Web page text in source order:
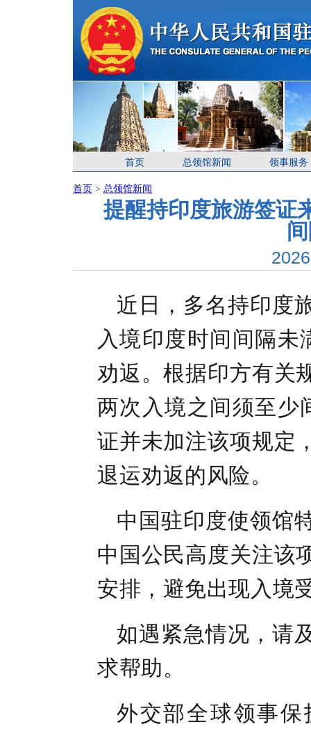
首页 总领馆新闻 领事服务
首页 > 总领馆新闻
提醒持印度旅游签证
近日，多名持印度
入境印度时间间隔未
劝返。根据印方有关
两次入境之间须至少
证并未加注该项规定
退运劝返的风险。
中国驻印度使领馆
中国公民高度关注该
安排，避免出现入境
如遇紧急情况，请
求帮助。
外交部全球领事